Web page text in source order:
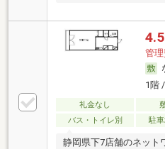
管理
1階
礼金なし
バス・トイレ別
駐
静岡県下7店舗のネット